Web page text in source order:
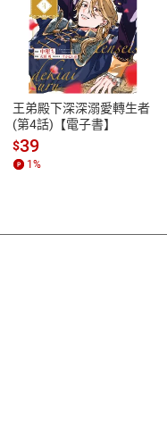
性
參
客服資訊
服務時間：週一
13:00-17:00 (國
客服電話：
王弟殿下深深溺愛轉生者
(第4話)【電子書】
$39
1%